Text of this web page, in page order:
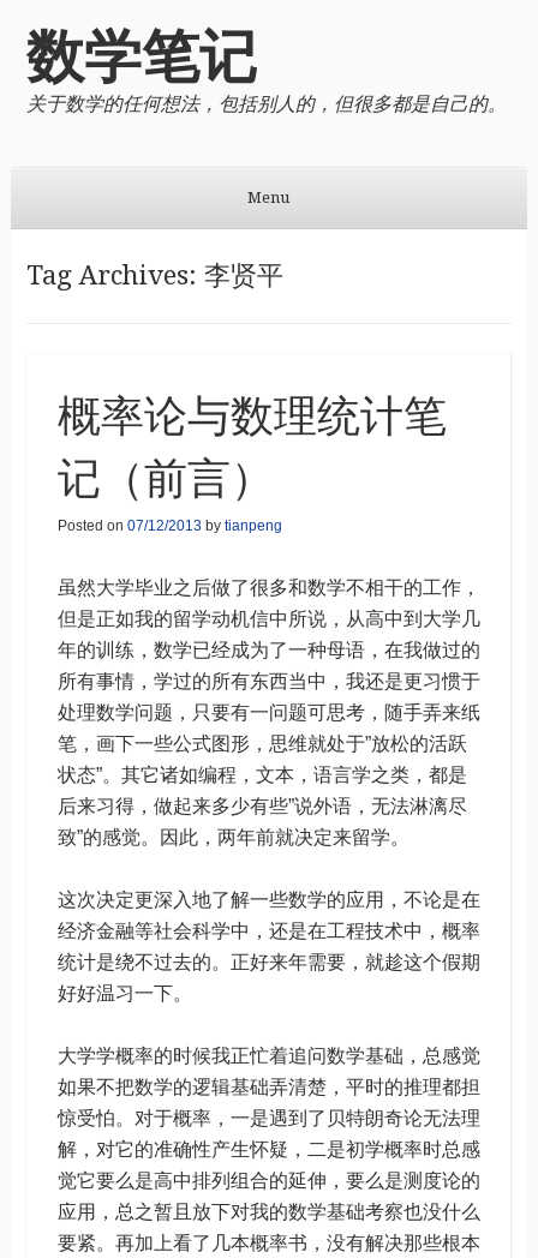
数学笔记
关于数学的任何想法，包括别人的，但很多都是自己的。
Menu
Tag Archives: 李贤平
概率论与数理统计笔
记（前言）
Posted on 07/12/2013 by tianpeng
虽然大学毕业之后做了很多和数学不相干的工作，
但是正如我的留学动机信中所说，从高中到大学几
年的训练，数学已经成为了一种母语，在我做过的
所有事情，学过的所有东西当中，我还是更习惯于
处理数学问题，只要有一问题可思考，随手弄来纸
笔，画下一些公式图形，思维就处于”放松的活跃
状态”。其它诸如编程，文本，语言学之类，都是
后来习得，做起来多少有些”说外语，无法淋漓尽
致”的感觉。因此，两年前就决定来留学。
这次决定更深入地了解一些数学的应用，不论是在
经济金融等社会科学中，还是在工程技术中，概率
统计是绕不过去的。正好来年需要，就趁这个假期
好好温习一下。
大学学概率的时候我正忙着追问数学基础，总感觉
如果不把数学的逻辑基础弄清楚，平时的推理都担
惊受怕。对于概率，一是遇到了贝特朗奇论无法理
解，对它的准确性产生怀疑，二是初学概率时总感
觉它要么是高中排列组合的延伸，要么是测度论的
应用，总之暂且放下对我的数学基础考察也没什么
要紧。再加上看了几本概率书，没有解决那些根本